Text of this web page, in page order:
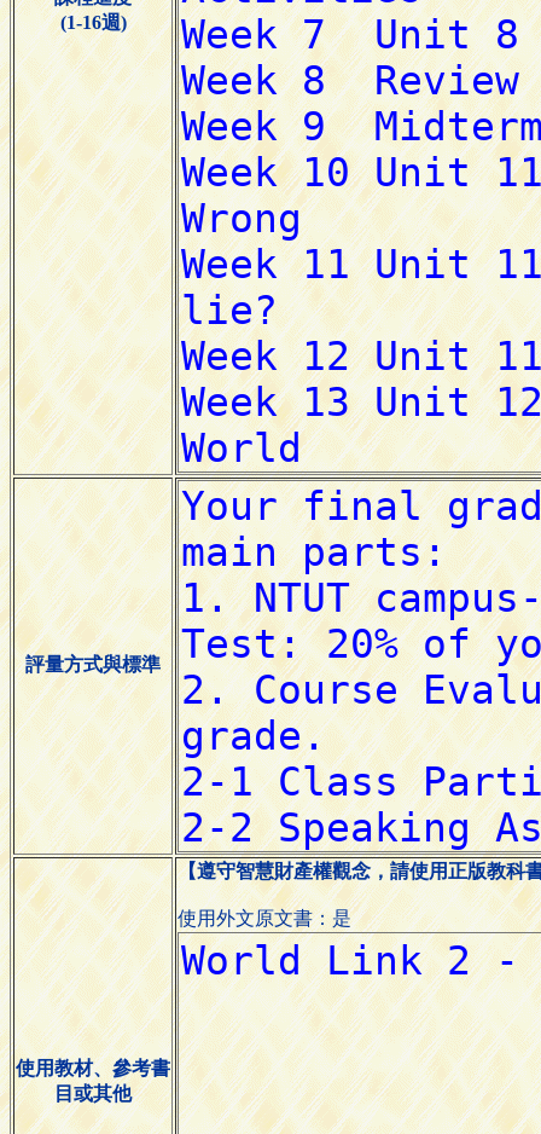
(1-16週)
評量方式與標準
使用教材、參考書
目或其他
【遵守智慧財產權觀念，請使用正版教科
使用外文原文書：是